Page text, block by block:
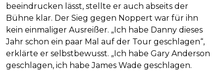
beeindrucken lässt, stellte er auch abseits der
Bühne klar. Der Sieg gegen Noppert war für ihn
kein einmaliger Ausreißer. „Ich habe Danny dieses
Jahr schon ein paar Mal auf der Tour geschlagen“,
erklärte er selbstbewusst. „Ich habe Gary Anderson
geschlagen, ich habe James Wade geschlagen.